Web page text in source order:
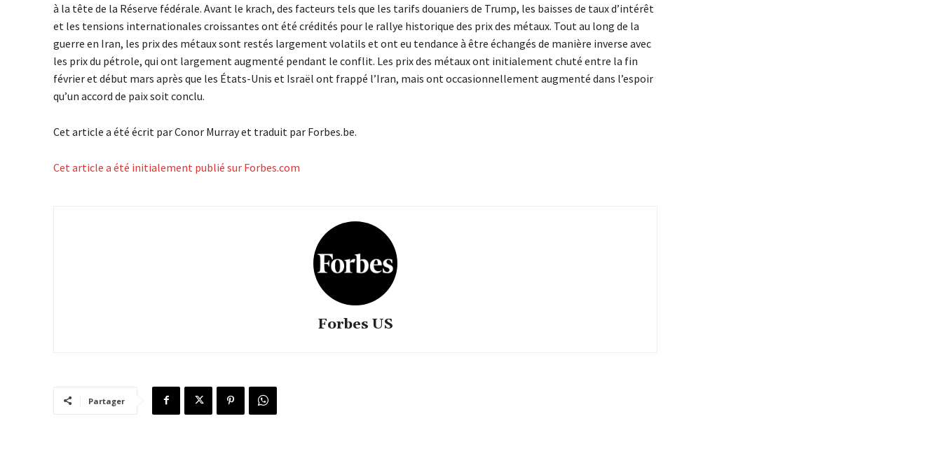
à la tête de la Réserve fédérale. Avant le krach, des facteurs tels que les tarifs douaniers de Trump, les baisses de taux d’intérêt
et les tensions internationales croissantes ont été crédités pour le rallye historique des prix des métaux. Tout au long de la
guerre en Iran, les prix des métaux sont restés largement volatils et ont eu tendance à être échangés de manière inverse avec
les prix du pétrole, qui ont largement augmenté pendant le conflit. Les prix des métaux ont initialement chuté entre la fin
février et début mars après que les États-Unis et Israël ont frappé l’Iran, mais ont occasionnellement augmenté dans l’espoir
qu’un accord de paix soit conclu.
Cet article a été écrit par Conor Murray et traduit par Forbes.be.
Cet article a été initialement publié sur Forbes.com
Forbes US
Partager